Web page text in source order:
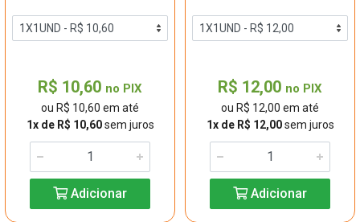
R$ 10,60 no PIX
ou R$ 10,60 em até
1x de R$ 10,60sem juros
Adicionar
R$ 12,00 no PIX
ou R$ 12,00 em até
1x de R$ 12,00sem juros
Adicionar